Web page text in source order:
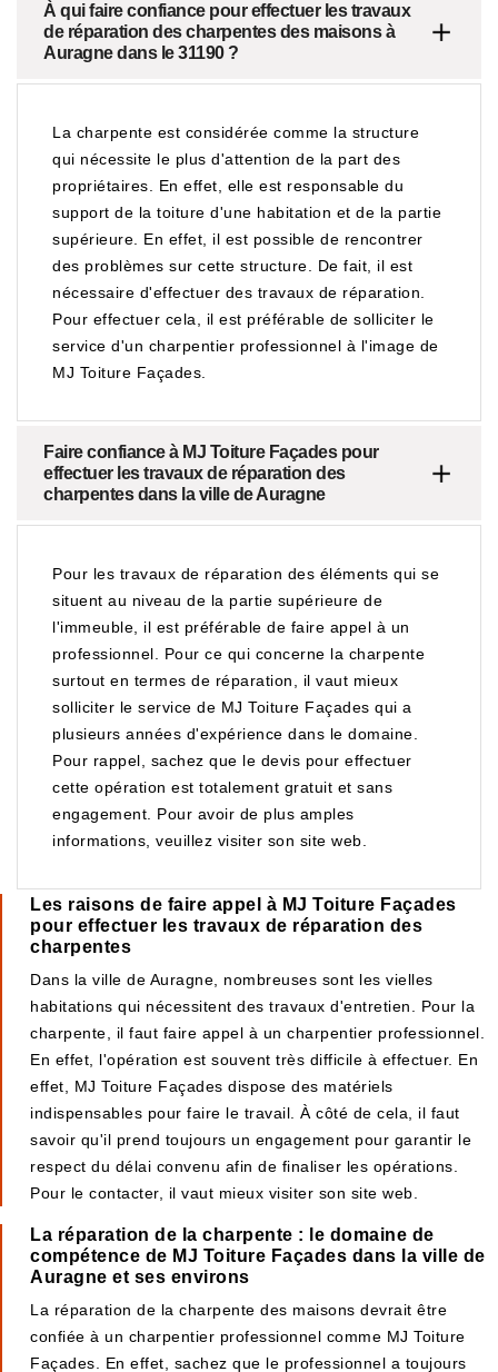
À qui faire confiance pour effectuer les travaux
de réparation des charpentes des maisons à
Auragne dans le 31190 ?
La charpente est considérée comme la structure
qui nécessite le plus d'attention de la part des
propriétaires. En effet, elle est responsable du
support de la toiture d'une habitation et de la partie
supérieure. En effet, il est possible de rencontrer
des problèmes sur cette structure. De fait, il est
nécessaire d'effectuer des travaux de réparation.
Pour effectuer cela, il est préférable de solliciter le
service d'un charpentier professionnel à l'image de
MJ Toiture Façades.
Faire confiance à MJ Toiture Façades pour
effectuer les travaux de réparation des
charpentes dans la ville de Auragne
Pour les travaux de réparation des éléments qui se
situent au niveau de la partie supérieure de
l'immeuble, il est préférable de faire appel à un
professionnel. Pour ce qui concerne la charpente
surtout en termes de réparation, il vaut mieux
solliciter le service de MJ Toiture Façades qui a
plusieurs années d'expérience dans le domaine.
Pour rappel, sachez que le devis pour effectuer
cette opération est totalement gratuit et sans
engagement. Pour avoir de plus amples
informations, veuillez visiter son site web.
Les raisons de faire appel à MJ Toiture Façades
pour effectuer les travaux de réparation des
charpentes
Dans la ville de Auragne, nombreuses sont les vielles
habitations qui nécessitent des travaux d'entretien. Pour la
charpente, il faut faire appel à un charpentier professionnel.
En effet, l'opération est souvent très difficile à effectuer. En
effet, MJ Toiture Façades dispose des matériels
indispensables pour faire le travail. À côté de cela, il faut
savoir qu'il prend toujours un engagement pour garantir le
respect du délai convenu afin de finaliser les opérations.
Pour le contacter, il vaut mieux visiter son site web.
La réparation de la charpente : le domaine de
compétence de MJ Toiture Façades dans la ville de
Auragne et ses environs
La réparation de la charpente des maisons devrait être
confiée à un charpentier professionnel comme MJ Toiture
Façades. En effet, sachez que le professionnel a toujours